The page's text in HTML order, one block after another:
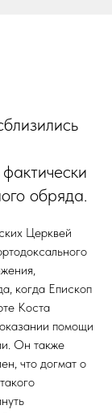
обряда.
Церквей
когда Епископ
Коста
помощи
Он также
что догмат о